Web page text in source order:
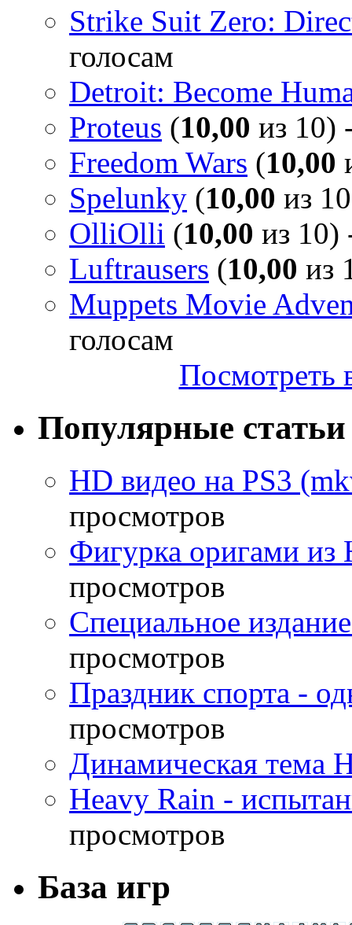
Strike Suit Zero:
голосам
Detroit: Become
Proteus (10,00 из 10)
Freedom Wars (10,00
Spelunky (10,00 из
OlliOlli (10,00 из 10)
Luftrausers (10,00 из
Muppets Movie
голосам
Посмотреть
Популярные статьи
HD видео на PS3
просмотров
Фигурка оригами из
просмотров
Специальное
просмотров
Праздник спорта -
просмотров
Динамическая тема
Heavy Rain -
просмотров
База игр